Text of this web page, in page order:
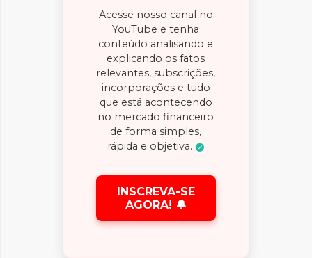
Acesse nosso canal no
YouTube e tenha
conteúdo analisando e
explicando os fatos
relevantes, subscrições,
incorporações e tudo
que está acontecendo
no mercado financeiro
de forma simples,
rápida e objetiva.
INSCREVA-SE
AGORA! 🔔